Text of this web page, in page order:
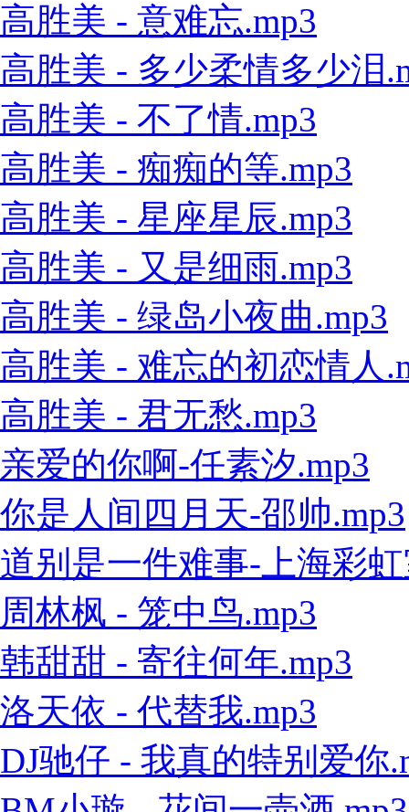
高胜美 - 意难忘.mp3
高胜美 - 多少柔情多少泪
高胜美 - 不了情.mp3
高胜美 - 痴痴的等.mp3
高胜美 - 星座星辰.mp3
高胜美 - 又是细雨.mp3
高胜美 - 绿岛小夜曲.mp3
高胜美 - 难忘的初恋情人
高胜美 - 君无愁.mp3
亲爱的你啊-任素汐.mp3
你是人间四月天-邵帅.mp3
道别是一件难事-上海彩
周林枫 - 笼中鸟.mp3
韩甜甜 - 寄往何年.mp3
洛天依 - 代替我.mp3
DJ驰仔 - 我真的特别爱你